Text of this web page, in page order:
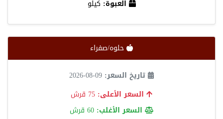
العبوة: كيلو
حلوه/صفراء
تاريخ السعر: 09-08-2026
السعر الأعلى: 75 قرش
السعر الأغلب: 60 قرش